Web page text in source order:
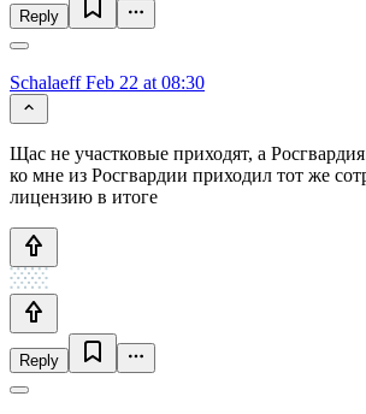
Reply
SchalaeffFeb 22 at 08:30
Щас не участковые приходят, а
ко мне из Росгвардии приходил тот же
лицензию в итоге
Reply